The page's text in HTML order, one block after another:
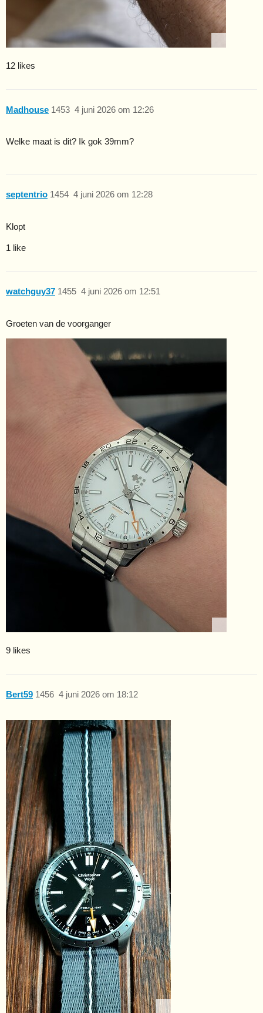
12 likes
Madhouse 4 juni 2026 om 12:26
1453
Welke maat is dit? Ik gok 39mm?
septentrio 4 juni 2026 om 12:28
1454
Klopt
1 like
watchguy37 4 juni 2026 om 12:51
1455
Groeten van de voorganger
9 likes
Bert59 4 juni 2026 om 18:12
1456